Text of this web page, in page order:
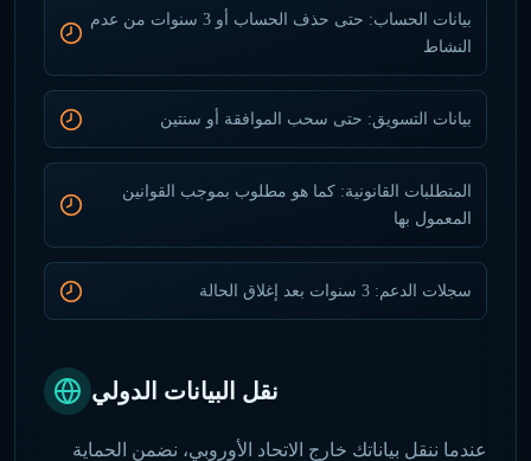
بيانات الحساب: حتى حذف الحساب أو 3 سنوات من عدم
النشاط
بيانات التسويق: حتى سحب الموافقة أو سنتين
المتطلبات القانونية: كما هو مطلوب بموجب القوانين
المعمول بها
سجلات الدعم: 3 سنوات بعد إغلاق الحالة
نقل البيانات الدولي
عندما ننقل بياناتك خارج الاتحاد الأوروبي، نضمن الحماية